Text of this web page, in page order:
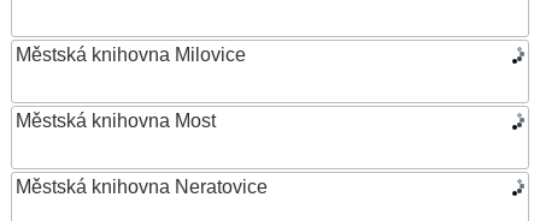
Městská knihovna Milovice
Městská knihovna Most
Městská knihovna Neratovice